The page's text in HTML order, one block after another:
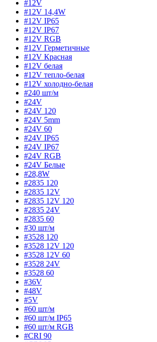
#12V
#12V 14,4W
#12V IP65
#12V IP67
#12V RGB
#12V Герметичные
#12V Красная
#12V белая
#12V тепло-белая
#12V холодно-белая
#240 шт/м
#24V
#24V 120
#24V 5mm
#24V 60
#24V IP65
#24V IP67
#24V RGB
#24V Белые
#28,8W
#2835 120
#2835 12V
#2835 12V 120
#2835 24V
#2835 60
#30 шт/м
#3528 120
#3528 12V 120
#3528 12V 60
#3528 24V
#3528 60
#36V
#48V
#5V
#60 шт/м
#60 шт/м IP65
#60 шт/м RGB
#CRI 90